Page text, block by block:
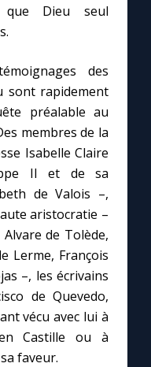
Dieu seul
des
sont rapidement
préalable au
membres de la
Isabelle Claire
II et de sa
de Valois –,
aristocratie –
Alvare de Tolède,
Lerme, François
–, les écrivains
de Quevedo,
vécu avec lui à
Castille ou à
faveur.